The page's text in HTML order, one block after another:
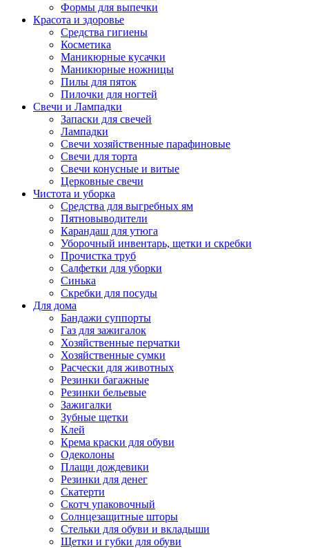
Формы для выпечки
Красота и здоровье
Средства гигиены
Косметика
Маникюрные кусачки
Маникюрные ножницы
Пилы для пяток
Пилочки для ногтей
Свечи и Лампадки
Запаски для свечей
Лампадки
Свечи хозяйственные парафиновые
Свечи для торта
Свечи конусные и витые
Церковные свечи
Чистота и уборка
Средства для выгребных ям
Пятновыводители
Карандаш для утюга
Уборочный инвентарь, щетки и скребки
Прочистка труб
Салфетки для уборки
Синька
Скребки для посуды
Для дома
Бандажи суппорты
Газ для зажигалок
Хозяйственные перчатки
Хозяйственные сумки
Расчески для животных
Резинки багажные
Резинки бельевые
Зажигалки
Зубные щетки
Клей
Крема краски для обуви
Одеколоны
Плащи дождевики
Резинки для денег
Скатерти
Скотч упаковочный
Солнцезащитные шторы
Стельки для обуви и вкладыши
Щетки и губки для обуви